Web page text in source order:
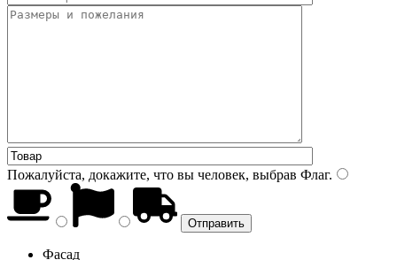
Пожалуйста, докажите, что вы человек, выбрав Флаг.
Фасад